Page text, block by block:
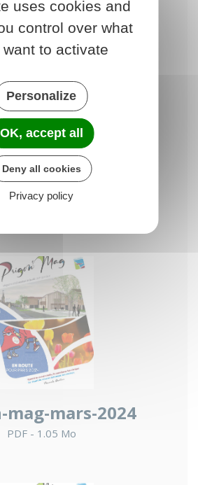
juin-2024-web
mars-2024
PDF - 1.05 Mo
uses cookies and
control over what
want to activate
Personalize
OK, accept all
Deny all cookies
Privacy policy